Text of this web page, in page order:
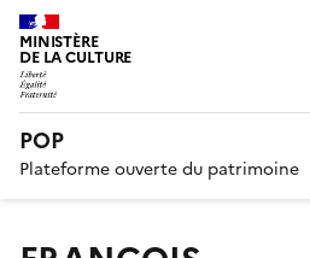
MINISTÈRE
DE LA CULTURE
POP
Plateforme ouverte du patrimoine